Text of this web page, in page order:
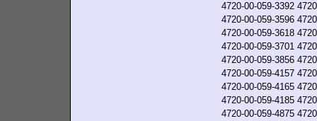
4720-00-059-3392
4720-00-059-3596
4720-00-059-3618
4720-00-059-3701
4720-00-059-3856
4720-00-059-4157
4720-00-059-4165
4720-00-059-4185
4720-00-059-4875